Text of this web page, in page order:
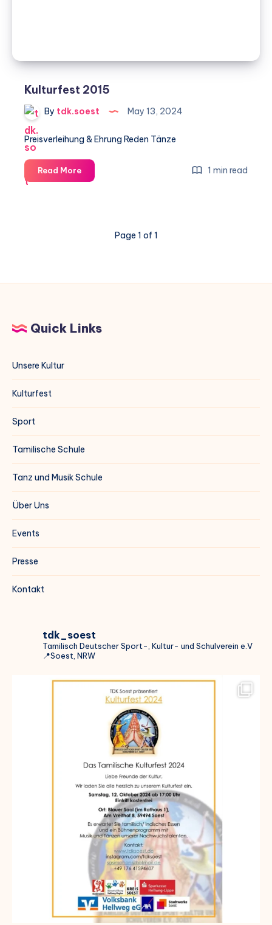
Kulturfest 2015
By tdk.soest May 13, 2024
Preisverleihung & Ehrung Reden Tänze
Read MoreKulturfest
2015
1 min read
Page 1 of 1
Quick Links
Unsere Kultur
Kulturfest
Sport
Tamilische Schule
Tanz und Musik Schule
Über Uns
Events
Presse
Kontakt
tdk_soest
Tamilisch Deutscher Sport-, Kultur- und Schulverein e.V
📍Soest, NRW